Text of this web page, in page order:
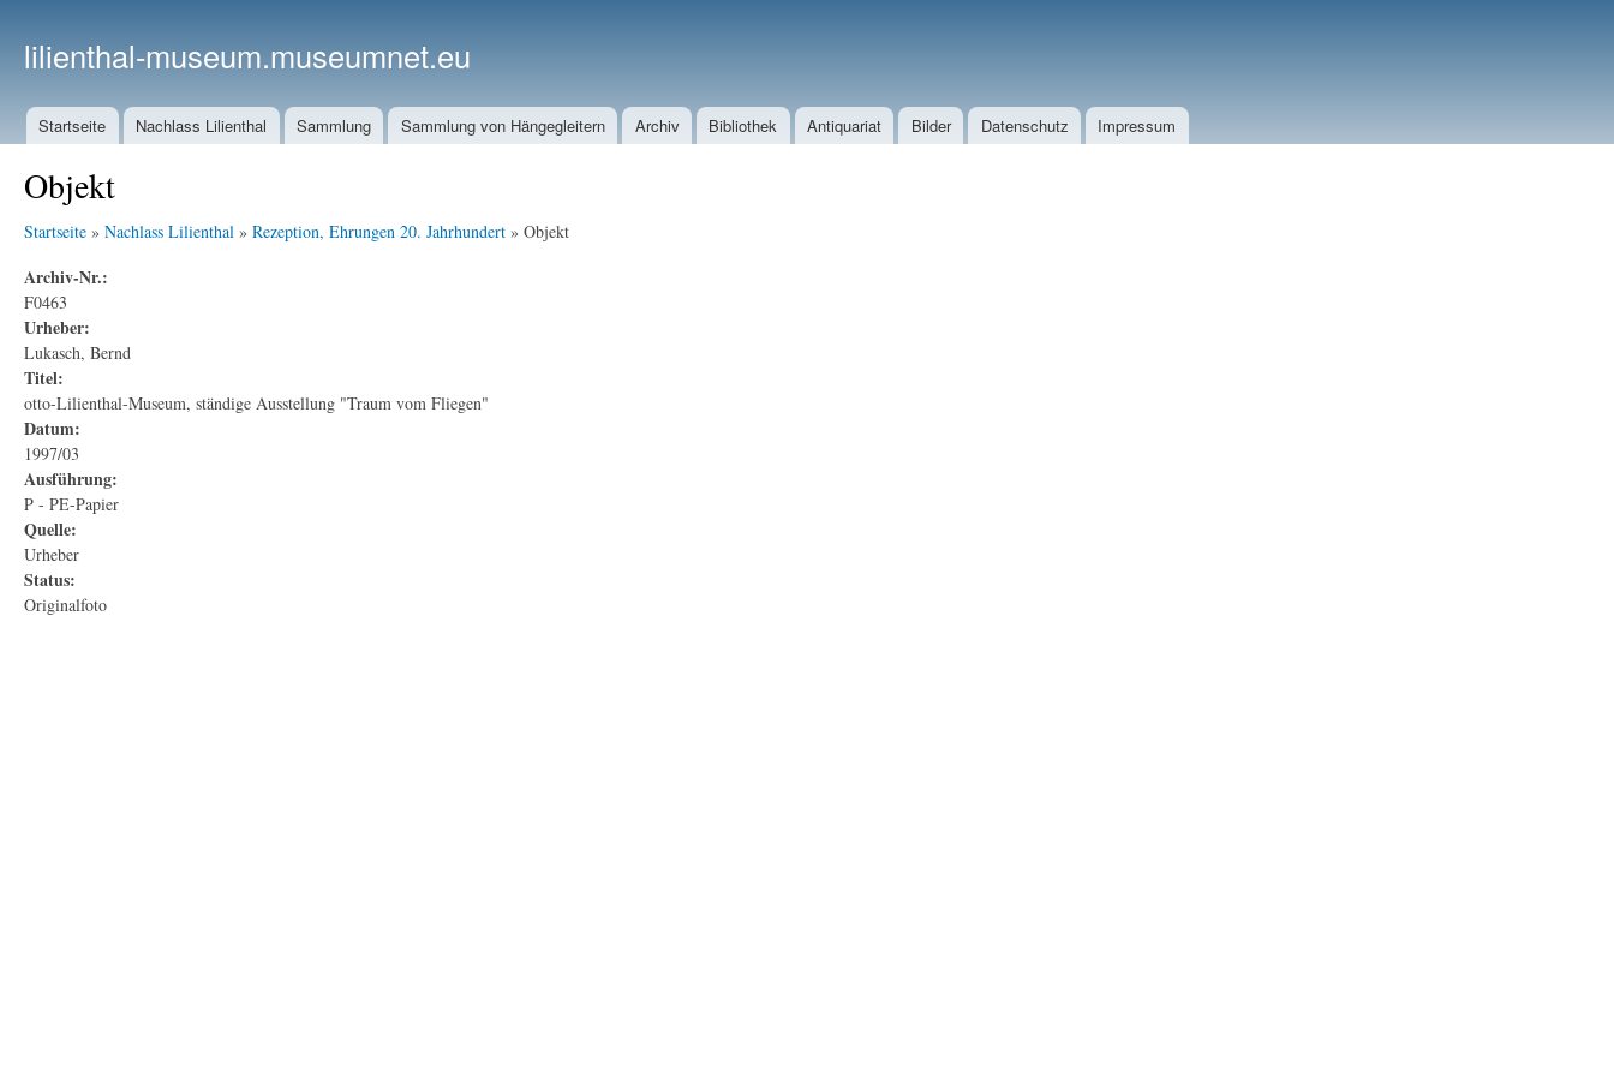
lilienthal-museum.museumnet.eu
Startseite Nachlass Lilienthal Sammlung Sammlung von Hängegleitern Archiv Bibliothek Antiquariat Bilder Datenschutz Impressum
Objekt
Startseite » Nachlass Lilienthal » Rezeption, Ehrungen 20. Jahrhundert » Objekt
Archiv-Nr.:
F0463
Urheber:
Lukasch, Bernd
Titel:
otto-Lilienthal-Museum, ständige Ausstellung "Traum vom Fliegen"
Datum:
1997/03
Ausführung:
P - PE-Papier
Quelle:
Urheber
Status:
Originalfoto